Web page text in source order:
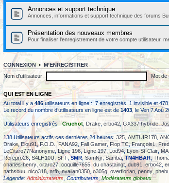
Annonces et support technique
Annonces, informations et support technique des forums
Présentation des nouveaux membres
Pour finaliser l'enregistrement de votre compte utilisateur,
CONNEXION • M’ENREGISTRER
Nom d’utilisateur:
Mot de
QUI EST EN LIGNE
Au total il y a 486utilisateurs en ligne :: 7 enregistrés, 1 invisible et
Le record du nombre d’utilisateurs en ligne est de1403, le Ven 7 Aoû
Utilisateurs enregistrés : Cruchot Drake erbo42 GX337 hybride,
138 Utilisateurs actifs ces dernières 24 heures: 325 AMTUIR178
Drake, Elou91,F.O.D. ,FANA92,Fall Gamer Flop TC,FrançoisL,
LeCitaro77Nanonyme ,Ligne 196,Ligne 197,Lod94,Lyon-St-Clair
Rerepro26,S4LH10U ,SFT ,SMR SamNjr Samba TN4HBAR,
charles-henry citaro27 coquille7655 ,du chastaingt ,dub91 erbo42
nathsouu nico318,nrfb,nvallan0350 o305g overflorian penny,
Légende: Administrateurs,Contributeurs,Modérateurs globaux